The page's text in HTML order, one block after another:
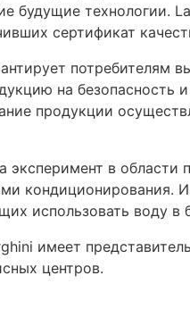
будущие технологии.
сертификат
потребителям
на
продукции
эксперимент в области
кондиционирования.
использовать воду в
имеет
центров.